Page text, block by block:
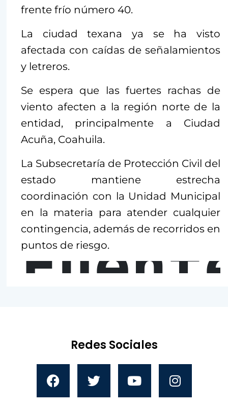
frente frío número 40.
La ciudad texana ya se ha visto
afectada con caídas de señalamientos
y letreros.
Se espera que las fuertes rachas de
viento afecten a la región norte de la
entidad, principalmente a Ciudad
Acuña, Coahuila.
La Subsecretaría de Protección Civil del
estado mantiene estrecha
coordinación con la Unidad Municipal
en la materia para atender cualquier
contingencia, además de recorridos en
puntos de riesgo.
Redes Sociales